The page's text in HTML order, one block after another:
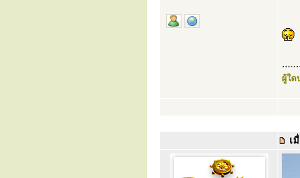
ผู้ใด
เ